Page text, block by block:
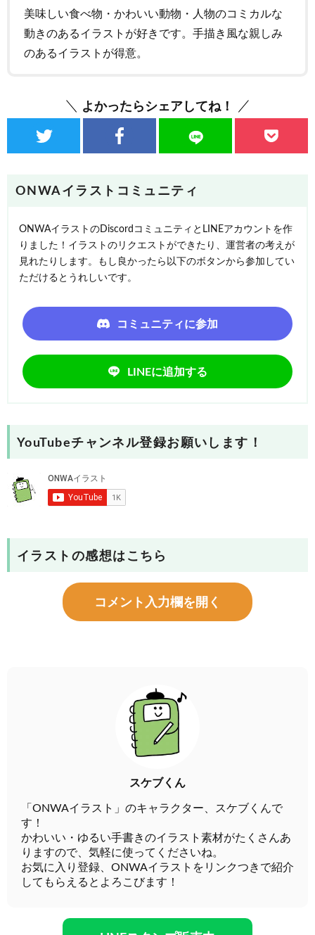
美味しい食べ物・かわいい動物・人物のコミカルな
動きのあるイラストが好きです。手描き風な親しみ
のあるイラストが得意。
よかったらシェアしてね！
ONWAイラストコミュニティ
ONWAイラストのDiscordコミュニティとLINEアカウントを作
りました！イラストのリクエストができたり、運営者の考えが
見れたりします。もし良かったら以下のボタンから参加してい
ただけるとうれしいです。
コミュニティに参加
LINEに追加する
YouTubeチャンネル登録お願いします！
イラストの感想はこちら
コメント入力欄を開く
スケブくん
「ONWAイラスト」のキャラクター、スケブくんで
す！
かわいい・ゆるい手書きのイラスト素材がたくさんあ
りますので、気軽に使ってくださいね。
お気に入り登録、ONWAイラストをリンクつきで紹介
してもらえるとよろこびます！